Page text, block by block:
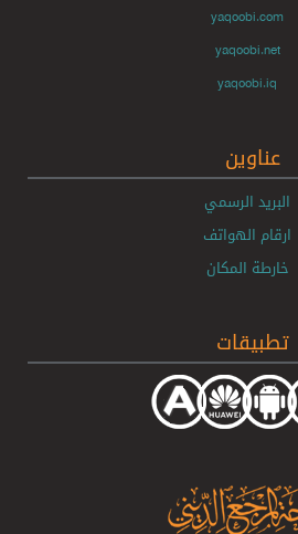
yaqoobi.com
yaqoobi.net
yaqoobi.iq
عناوين
البريد الرسمي
ارقام الهواتف
خارطة المكان
تطبيقات